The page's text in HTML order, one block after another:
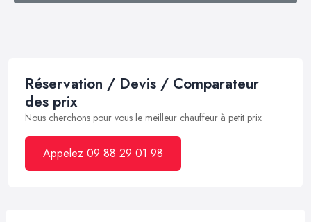
Réservation / Devis / Comparateur
des prix
Nous cherchons pour vous le meilleur chauffeur à petit prix
Appelez 09 88 29 01 98